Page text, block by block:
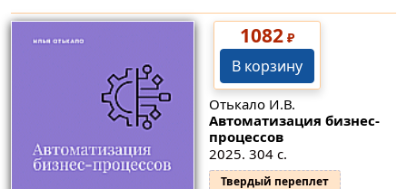
1082₽
В корзину
Отькало И.В.
Автоматизация бизнес-
процессов
2025. 304 с.
Твердый переплет